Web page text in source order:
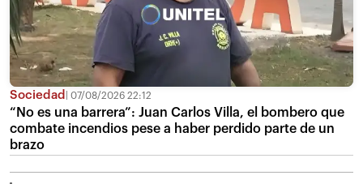
Sociedad 07/08/2026 22:12
“No es una barrera”: Juan Carlos Villa, el bombero que
combate incendios pese a haber perdido parte de un
brazo